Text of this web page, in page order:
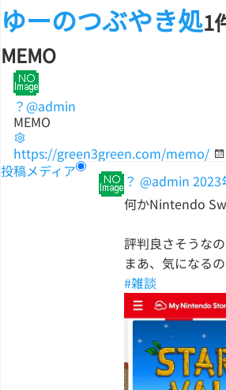
ゆーのつぶやき処1
MEMO
？ @admin
MEMO
https://green3green.com/memo/
投稿メディア
？ @admin 2023
何かNintendo
評判良さそうな
まあ、気になる
#雑談